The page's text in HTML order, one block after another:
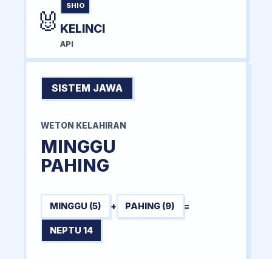
🐰
SHIO
KELINCI
API
SISTEM JAWA
WETON KELAHIRAN
MINGGU
PAHING
MINGGU (5) + PAHING (9) =
NEPTU 14